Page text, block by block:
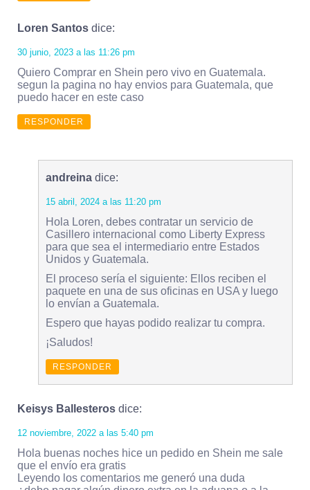
Loren Santos dice:
30 junio, 2023 a las 11:26 pm
Quiero Comprar en Shein pero vivo en Guatemala.
segun la pagina no hay envios para Guatemala, que
puedo hacer en este caso
RESPONDER
andreina dice:
15 abril, 2024 a las 11:20 pm
Hola Loren, debes contratar un servicio de
Casillero internacional como Liberty Express
para que sea el intermediario entre Estados
Unidos y Guatemala.
El proceso sería el siguiente: Ellos reciben el
paquete en una de sus oficinas en USA y luego
lo envían a Guatemala.
Espero que hayas podido realizar tu compra.
¡Saludos!
RESPONDER
Keisys Ballesteros dice:
12 noviembre, 2022 a las 5:40 pm
Hola buenas noches hice un pedido en Shein me sale
que el envío era gratis
Leyendo los comentarios me generó una duda